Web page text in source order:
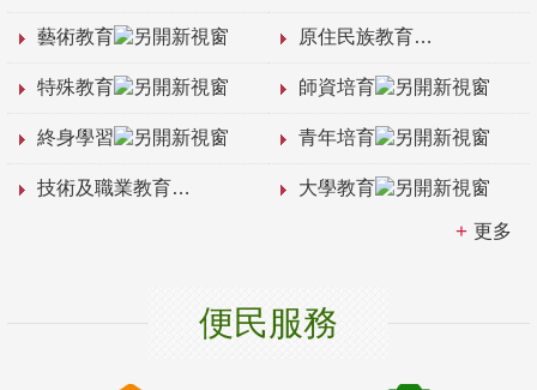
藝術教育 原住民族教育
特殊教育 師資培育
終身學習 青年培育
技術及職業教育 大學教育
更多
便民服務